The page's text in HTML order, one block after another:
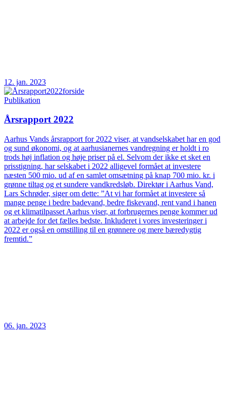
12. jan. 2023
Publikation
Årsrapport 2022
Aarhus Vands årsrapport for 2022 viser, at vandselskabet har en god
og sund økonomi, og at aarhusianernes vandregning er holdt i ro
trods høj inflation og høje priser på el. Selvom der ikke et sket en
prisstigning, har selskabet i 2022 alligevel formået at investere
næsten 500 mio. ud af en samlet omsætning på knap 700 mio. kr. i
grønne tiltag og et sundere vandkredsløb. Direktør i Aarhus Vand,
Lars Schrøder, siger om dette: ”At vi har formået at investere så
mange penge i bedre badevand, bedre fiskevand, rent vand i hanen
og et klimatilpasset Aarhus viser, at forbrugernes penge kommer ud
at arbejde for det fælles bedste. Inkluderet i vores investeringer i
2022 er også en omstilling til en grønnere og mere bæredygtig
fremtid.”
06. jan. 2023